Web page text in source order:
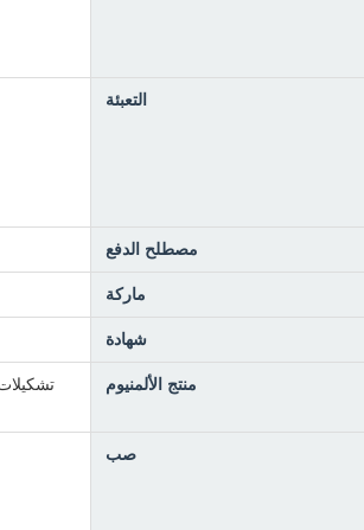
التعبئة
مصطلح الدفع
ماركة
شهادة
منتج الألمنيوم
تشكيلات
صب